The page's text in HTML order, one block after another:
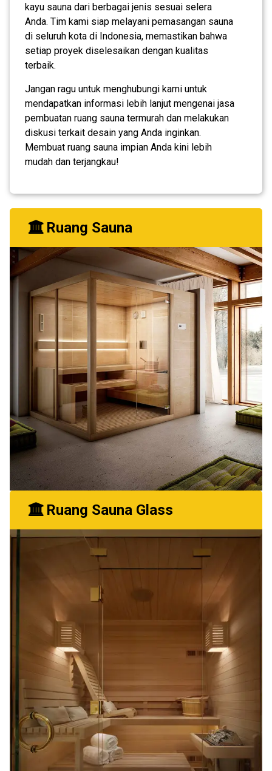
kayu sauna dari berbagai jenis sesuai selera
Anda. Tim kami siap melayani pemasangan sauna
di seluruh kota di Indonesia, memastikan bahwa
setiap proyek diselesaikan dengan kualitas
terbaik.
Jangan ragu untuk menghubungi kami untuk
mendapatkan informasi lebih lanjut mengenai jasa
pembuatan ruang sauna termurah dan melakukan
diskusi terkait desain yang Anda inginkan.
Membuat ruang sauna impian Anda kini lebih
mudah dan terjangkau!
Ruang Sauna
Ruang Sauna Glass